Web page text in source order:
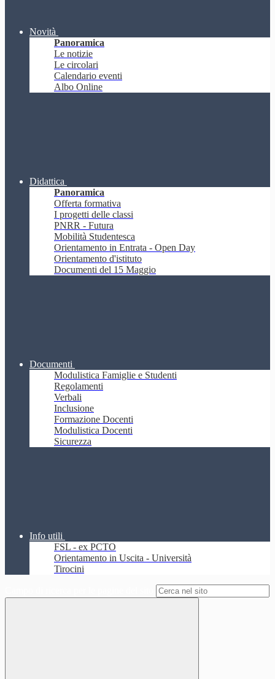
Novità
Panoramica
Le notizie
Le circolari
Calendario eventi
Albo Online
Didattica
Panoramica
Offerta formativa
I progetti delle classi
PNRR - Futura
Mobilità Studentesca
Orientamento in Entrata - Open Day
Orientamento d'istituto
Documenti del 15 Maggio
Documenti
Modulistica Famiglie e Studenti
Regolamenti
Verbali
Inclusione
Formazione Docenti
Modulistica Docenti
Sicurezza
Info utili
FSL - ex PCTO
Orientamento in Uscita - Università
Tirocini